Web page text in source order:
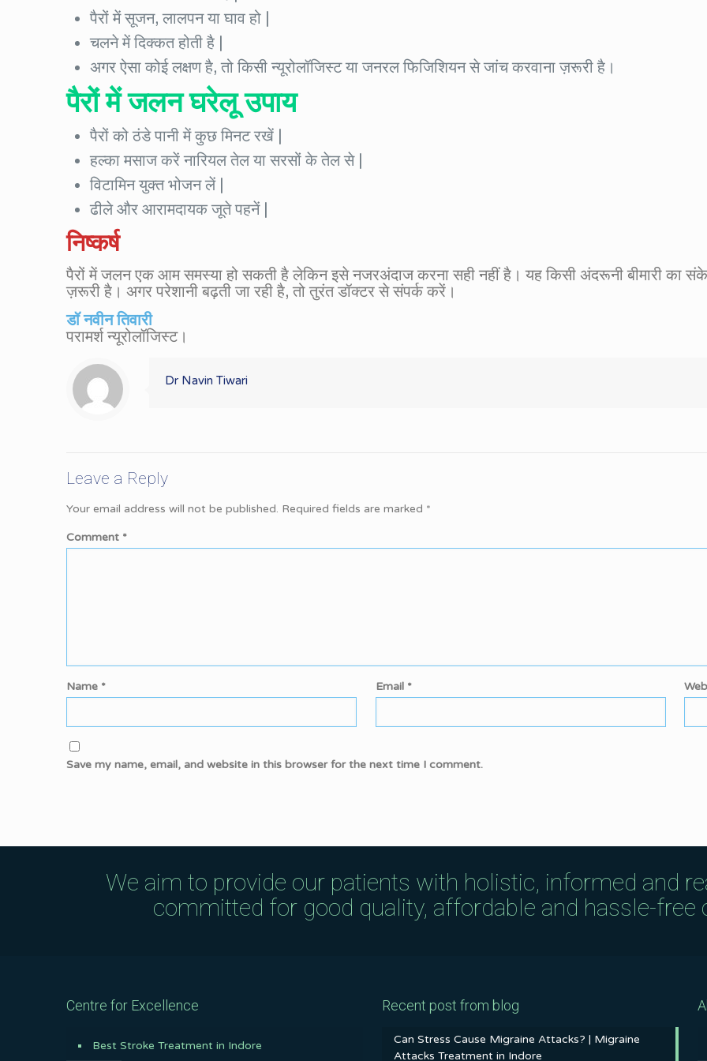
पैरों में सूजन, लालपन या घाव हो |
चलने में दिक्कत होती है |
अगर ऐसा कोई लक्षण है, तो किसी न्यूरोलॉजिस्ट या जनरल फिजिशियन से जांच करवाना ज़रूरी है।
पैरों में जलन घरेलू उपाय
पैरों को ठंडे पानी में कुछ मिनट रखें |
हल्का मसाज करें नारियल तेल या सरसों के तेल से |
विटामिन युक्त भोजन लें |
ढीले और आरामदायक जूते पहनें |
निष्कर्ष
पैरों में जलन एक आम समस्या हो सकती है लेकिन इसे नजरअंदाज करना सही नहीं है। यह किसी अंदरूनी बीमारी का
ज़रूरी है। अगर परेशानी बढ़ती जा रही है, तो तुरंत डॉक्टर से संपर्क करें।
डॉ नवीन तिवारी
परामर्श न्यूरोलॉजिस्ट।
Dr Navin Tiwari
Leave a Reply
Your email address will not be published. Required fields are marked *
Comment *
Name * Email *
Save my name, email, and website in this browser for the next time I comment.
We aim to provide our patients with holistic, informed and
committed for good quality, affordable and hassle-free
Centre for Excellence
Best Stroke Treatment in Indore
Recent post from blog
Can Stress Cause Migraine Attacks? | Migraine
Attacks Treatment in Indore